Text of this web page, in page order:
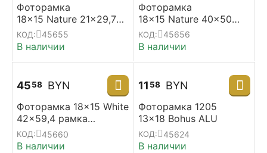
Фоторамка
18x15 Nature 21x29,7
МДФ
КОД: 45655
В наличии
Фоторамка
18x15 Nature 40x50
МДФ
КОД: 45656
В наличии
4558 BYN
Фоторамка 18x15 White
42x59,4 рамка
деревнная МДФ
пластик (plexi)
КОД: 45660
В наличии
11 58 BYN
Фоторамка 1205
13x18 Bohus ALU
КОД: 45624
В наличии